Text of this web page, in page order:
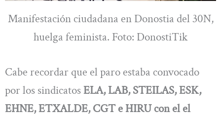
Manifestación ciudadana en Donostia del 30N,
huelga feminista. Foto: DonostiTik
Cabe recordar que el paro estaba convocado
por los sindicatosELA, LAB, STEILAS, ESK,
EHNE, ETXALDE, CGT e HIRU con el el